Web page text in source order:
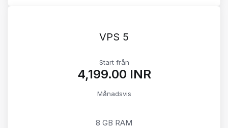
VPS 5
Start från
₹4,199.00 INR
Månadsvis
8 GB RAM